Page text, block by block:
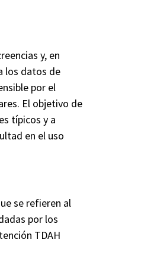
y, en
los datos de
por el
El objetivo de
típicos y a
en el uso
se refieren al
por los
TDAH